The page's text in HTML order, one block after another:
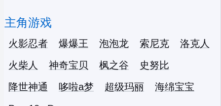
主角游戏
火影忍者 爆爆王 泡泡龙 索尼克
洛克人
火柴人
神奇宝贝 枫之谷
史努比
降世神通
哆啦a梦 超级玛丽
海绵宝宝